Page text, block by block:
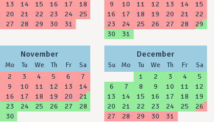
13 14 15 16 17
18
20 21 22 23 24
25
27 28 29 30 31
9
10 11 12 13 14
15
16
17 18 19 20 21
22
23
24 25 26 27 28
29
30
31
November
Mo Tu We Th Fr Sa
2 3 4 5 6
7
9 10 11 12 13
14
16 17 18 19 20
21
23 24 25 26 27
28
30
December
Su Mo Tu We Th Fr Sa
1 2 3 4
5
6
7 8 9 10 11
12
13
14 15 16 17 18
19
20
21 22 23 24 25
26
27
28 29 30 31